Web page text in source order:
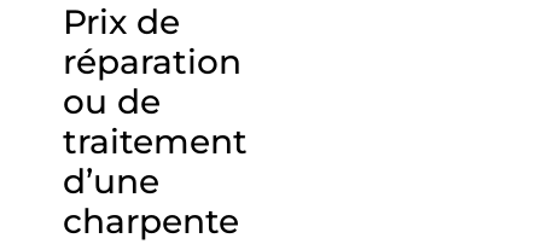
Prix de
réparation
ou de
traitement
d’une
charpente